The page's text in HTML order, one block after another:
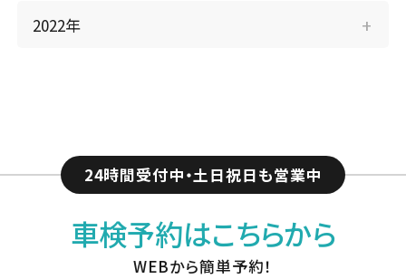
2022年
24時間受付中・土日祝日も営業中
車検予約はこちらから
WEBから簡単予約！